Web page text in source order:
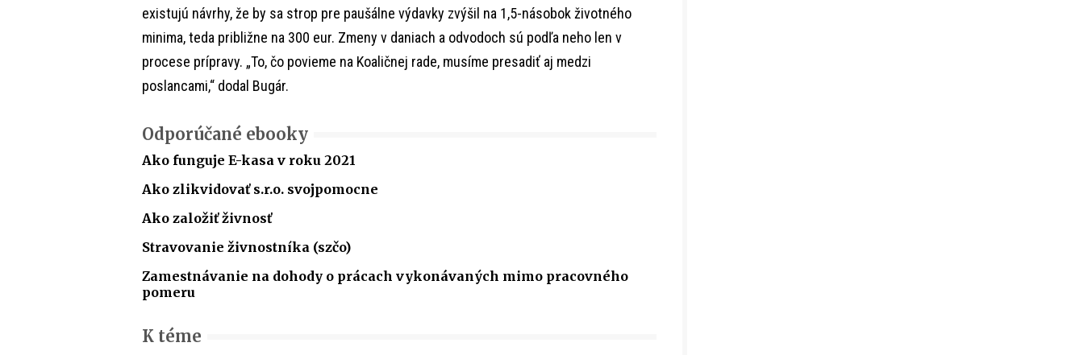
existujú návrhy, že by sa strop pre paušálne výdavky zvýšil na 1,5-násobok životného
minima, teda približne na 300 eur. Zmeny v daniach a odvodoch sú podľa neho len v
procese prípravy. „To, čo povieme na Koaličnej rade, musíme presadiť aj medzi
poslancami,“ dodal Bugár.
Odporúčané ebooky
Ako funguje E-kasa v roku 2021
Ako zlikvidovať s.r.o. svojpomocne
Ako založiť živnosť
Stravovanie živnostníka (szčo)
Zamestnávanie na dohody o prácach vykonávaných mimo pracovného
pomeru
K téme